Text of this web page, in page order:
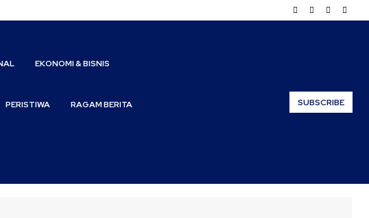
EKONOMI & BISNIS
PERISTIWA RAGAM BERITA SUBSCRIBE